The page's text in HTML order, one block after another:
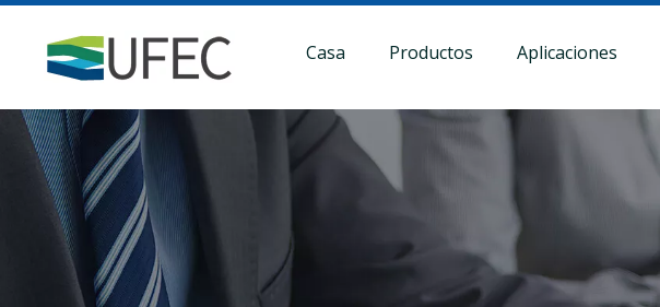
Casa Productos Aplicaciones